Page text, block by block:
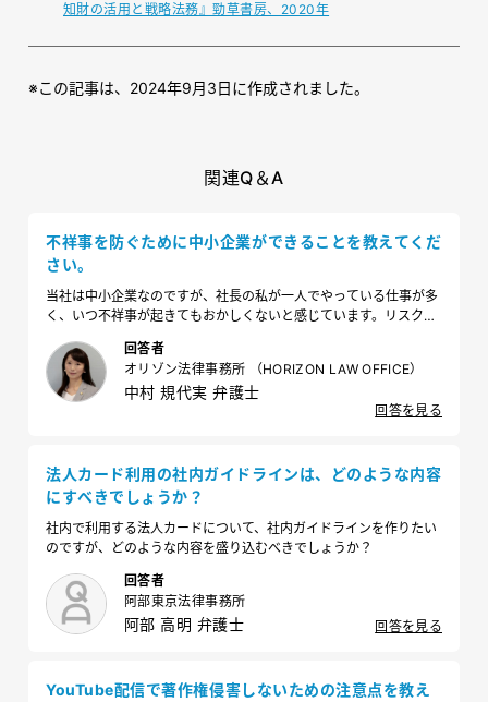
知財の活用と戦略法務』勁草書房、2020年
※この記事は、2024年9月3日に作成されました。
関連Q＆A
不祥事を防ぐために中小企業ができることを教えてくだ
さい。
当社は中小企業なのですが、社長の私が一人でやっている仕事が多
く、いつ不祥事が起きてもおかしくないと感じています。リスク管
を教えてください。
回答者
オリゾン法律事務所 （HORIZON LAW OFFICE）
中村 規代実 弁護士
回答を見る
法人カード利用の社内ガイドラインは、どのような内容
にすべきでしょうか？
社内で利用する法人カードについて、社内ガイドラインを作りたい
のですが、どのような内容を盛り込むべきでしょうか？
回答者
阿部東京法律事務所
阿部 高明 弁護士 回答を見る
YouTube配信で著作権侵害しないための注意点を教え